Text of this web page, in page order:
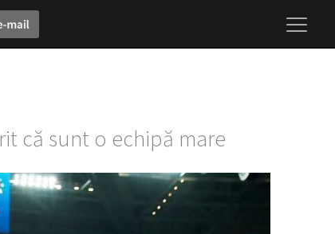
că sunt o echipă mare